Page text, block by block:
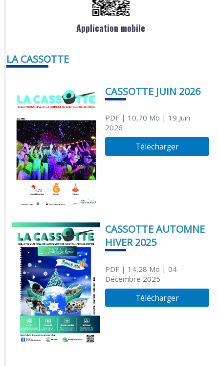
Application mobile
LA CASSOTTE
CASSOTTE JUIN 2026
PDF| 10,70 Mo | 19 Juin
2026
Télécharger
CASSOTTE AUTOMNE
HIVER 2025
PDF| 14,28 Mo | 04
Décembre 2025
Télécharger